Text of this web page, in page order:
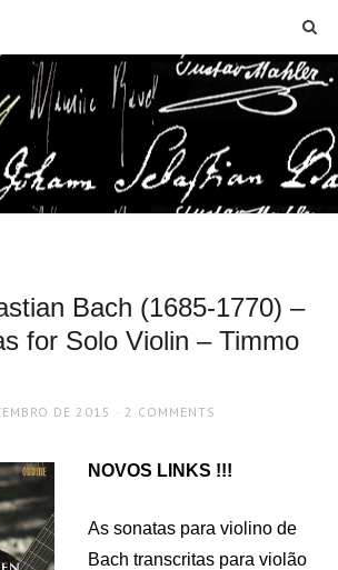
Bach (1685-1770) –
for Solo Violin – Timmo
DE 2015 2 COMMENTS
NOVOS LINKS !!!
As sonatas para violino de
Bach transcritas para violão